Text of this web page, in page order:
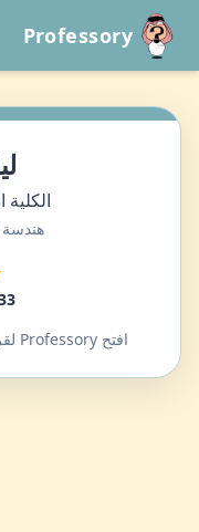
Professory
هندسة
3.33 من
افتح Professory لقراءة كل التقييمات ومشاركة تجربتك